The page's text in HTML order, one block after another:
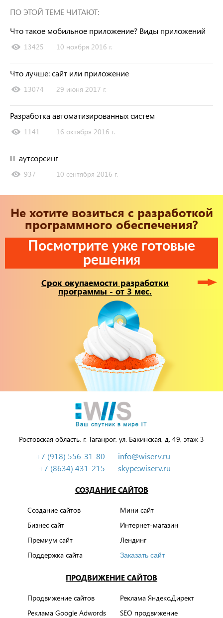
ПО ЭТОЙ ТЕМЕ ЧИТАЮТ:
Что такое мобильное приложение? Виды приложений
13425 10 ноября 2016 г.
Что лучше: сайт или приложение
13074 29 июня 2017 г.
Разработка автоматизированных систем
1141 16 октября 2016 г.
IT-аутсорсинг
937 10 сентября 2016 г.
Не хотите возиться с разработкой
программного обеспечения?
Посмотрите уже готовые
решения
Срок окупаемости разработки
программы - от 3 мес.
Ростовская область, г. Таганрог, ул. Бакинская, д. 49, этаж 3
+7 (918) 556-31-80
+7 (8634) 431-215
info@wiserv.ru
skype:wiserv.ru
СОЗДАНИЕ САЙТОВ
Создание сайтов
Мини сайт
Бизнес сайт
Интернет-магазин
Премиум сайт
Лендинг
Поддержка сайта
Заказать сайт
ПРОДВИЖЕНИЕ САЙТОВ
Продвижение сайтов
Реклама Яндекс.Директ
Реклама Google Adwords
SEO продвижение